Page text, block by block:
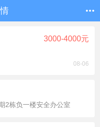
3000-4000元
08-06
2栋负一楼安全办公室